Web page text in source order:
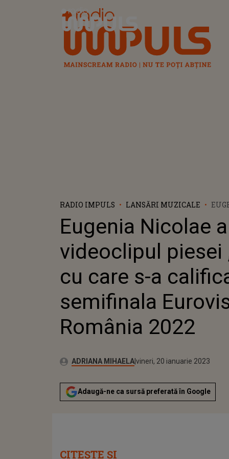
Radio Impuls
RADIO IMPULS LANSĂRI MUZICALE
Eugenia Nicolae
videoclipul piesei
cu care s-a
semifinala
România 2022
Autor:ADRIANA MIHAELAPublicat:
joi, 20 ianuarie 2022
Actualizat:
vineri, 20 ianuarie 2023
Adaugă-ne ca sursă preferată în Google
CITEȘTE ȘI